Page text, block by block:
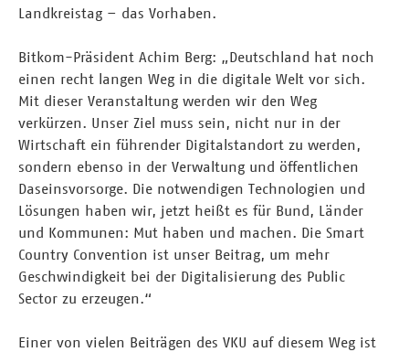
Landkreistag – das Vorhaben.
Bitkom-Präsident Achim Berg: „Deutschland hat noch
einen recht langen Weg in die digitale Welt vor sich.
Mit dieser Veranstaltung werden wir den Weg
verkürzen. Unser Ziel muss sein, nicht nur in der
Wirtschaft ein führender Digitalstandort zu werden,
sondern ebenso in der Verwaltung und öffentlichen
Daseinsvorsorge. Die notwendigen Technologien und
Lösungen haben wir, jetzt heißt es für Bund, Länder
und Kommunen: Mut haben und machen. Die Smart
Country Convention ist unser Beitrag, um mehr
Geschwindigkeit bei der Digitalisierung des Public
Sector zu erzeugen.“
Einer von vielen Beiträgen des VKU auf diesem Weg ist